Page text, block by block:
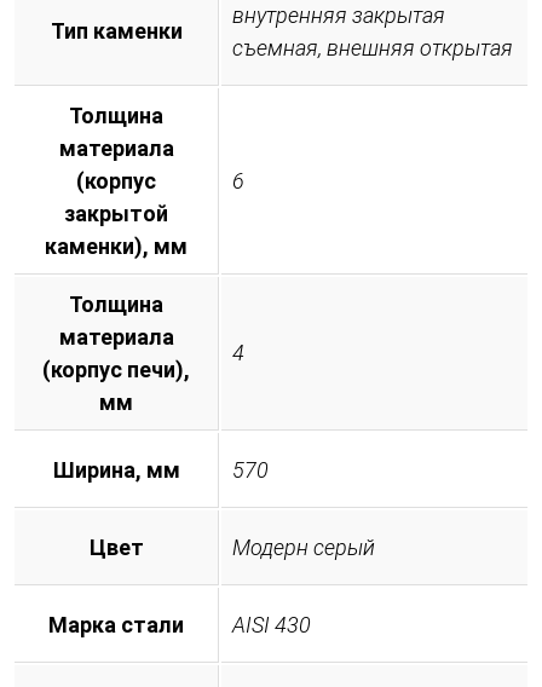
Тип каменки
внутренняя закрытая
съемная, внешняя открытая
Толщина
материала
(корпус
закрытой
каменки), мм
6
Толщина
материала
(корпус печи),
мм
4
Ширина, мм 570
Цвет Модерн серый
Марка стали AISI 430